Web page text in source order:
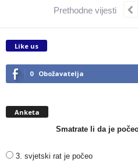
Prethodne vijesti
Like us
0 Obožavatelja
Anketa
Smatrate li da je
3. svjetski rat je počeo